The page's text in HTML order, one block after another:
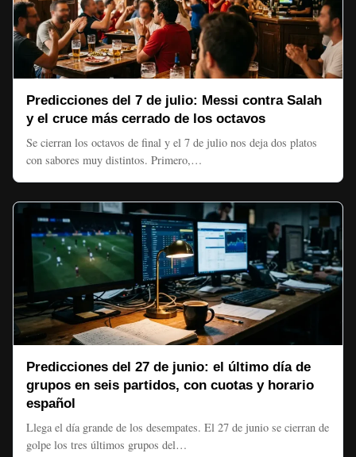
Predicciones del 7 de julio: Messi contra Salah
y el cruce más cerrado de los octavos
Se cierran los octavos de final y el 7 de julio nos deja dos platos
con sabores muy distintos. Primero,…
Predicciones del 27 de junio: el último día de
grupos en seis partidos, con cuotas y horario
español
Llega el día grande de los desempates. El 27 de junio se cierran de
golpe los tres últimos grupos del…